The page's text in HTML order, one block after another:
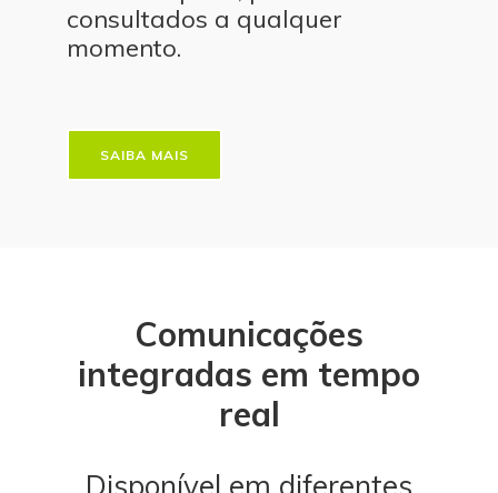
consultados a qualquer
momento.
SAIBA MAIS
Comunicações
integradas em tempo
real